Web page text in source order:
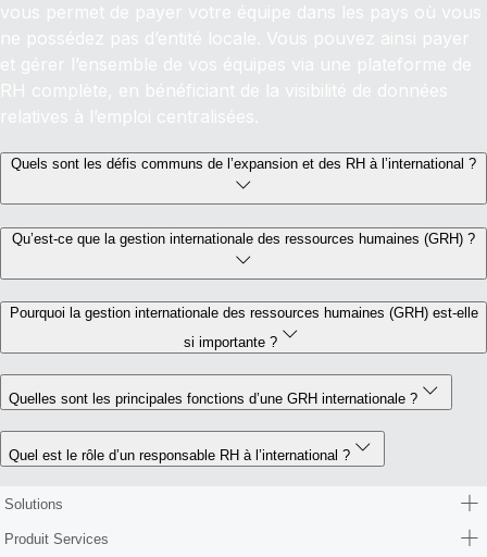
vous permet de payer votre équipe dans les pays où vous
ne possédez pas d’entité locale. Vous pouvez ainsi payer
et gérer l’ensemble de vos équipes via une plateforme de
RH complète, en bénéficiant de la visibilité de données
relatives à l’emploi centralisées.
Quels sont les défis communs de l’expansion et des RH à l’international ?
Qu’est-ce que la gestion internationale des ressources humaines (GRH) ?
Pourquoi la gestion internationale des ressources humaines (GRH) est-elle
si importante ?
Quelles sont les principales fonctions d’une GRH internationale ?
Quel est le rôle d’un responsable RH à l’international ?
Solutions
Produit Services